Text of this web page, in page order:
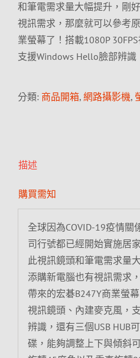
和筆電需求量大幅提升，剛
視訊需求，那麼就可以參考
業螢幕了！搭載1080P
支援Windows Hello臉部辨識
分類: 商品開箱, 網路攝影機,
描述
購買需知
全球因為COVID-19疫情關
司行號都已經開始實施居
此視訊鏡頭和筆電需求量
添購新電腦也有視訊需求
帶來的宏碁B247Y商業螢
視訊鏡頭、內建麥克風，
辨識，還有三個USB HUB
碟，能夠調整上下與傾斜